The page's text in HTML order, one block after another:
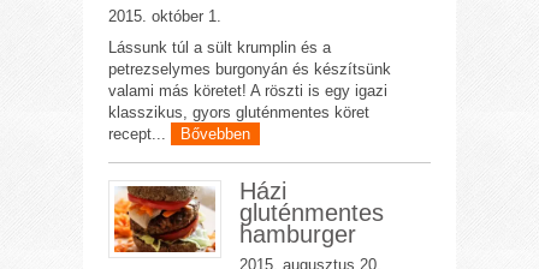
2015. október 1.
Lássunk túl a sült krumplin és a
petrezselymes burgonyán és készítsünk
valami más köretet! A röszti is egy igazi
klasszikus, gyors gluténmentes köret
recept...
Bővebben
Házi
gluténmentes
hamburger
2015. augusztus 20.